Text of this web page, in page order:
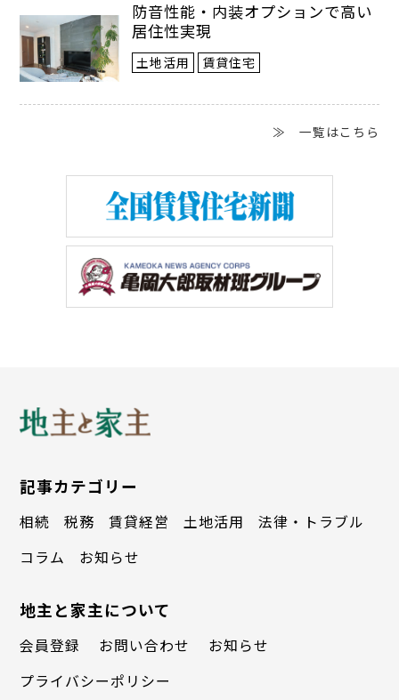
防音性能・内装オプションで高い
居住性実現
土地活用 賃貸住宅
≫ 一覧はこちら
記事カテゴリー
相続 税務 賃貸経営 土地活用
法律・トラブル
コラム
お知らせ
地主と家主について
会員登録 お問い合わせ
お知らせ
プライバシーポリシー